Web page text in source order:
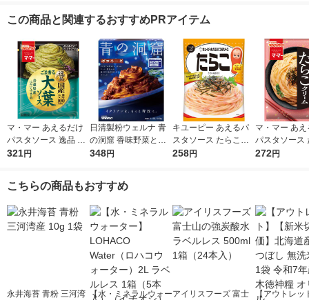
この商品と関連するおすすめPRアイテム
マ・マー あえるだけ
パスタソース 逸品 ご
ま香る大葉ソース ＜1
321円
日清製粉ウェルナ 青
の洞窟 香味野菜とハ
ーブ引き立つボロネー
348円
キユーピー あえるパ
スタソース たらこ（1
人前×2）1個
258円
マ・マー あ
パスタソース
クリーム 生風
272円
こちらの商品もおすすめ
永井海苔 青粉 三河湾
【水・ミネラルウォーアイリスフーズ 富士
【アウトレッ